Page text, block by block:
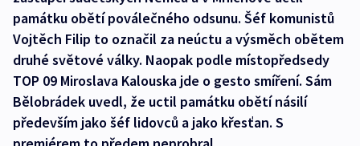
památku obětí poválečného odsunu. Šéf komunistů
Vojtěch Filip to označil za neúctu a výsměch obětem
druhé světové války. Naopak podle místopředsedy
TOP 09 Miroslava Kalouska jde o gesto smíření. Sám
Bělobrádek uvedl, že uctil památku obětí násilí
především jako šéf lidovců a jako křesťan. S